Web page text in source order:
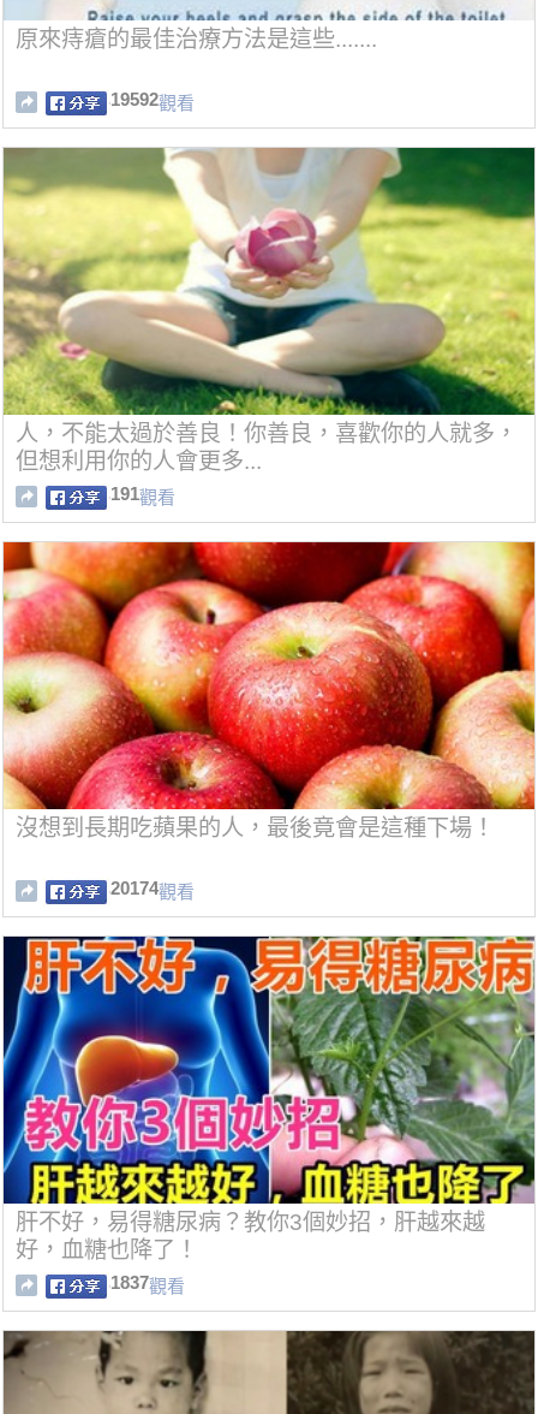
原來痔瘡的最佳治療方法是這些.......
19592觀看
人，不能太過於善良！你善良，喜歡你的人就多，
但想利用你的人會更多...
191觀看
沒想到長期吃蘋果的人，最後竟會是這種下場！
20174觀看
肝不好，易得糖尿病？教你3個妙招，肝越來越
好，血糖也降了！
1837觀看